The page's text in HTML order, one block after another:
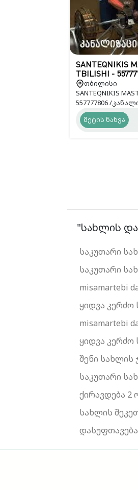
SANTEQNIKIS
TBILISHI -
თბილისი
SANTEQNIKIS
557777806 /
მეტის ნახვა
"სახლის
საკუთარი
საკუთარი
misamartebi
ყიდვა
misamartebi
ყიდვა
შენი სახლის
საკუთარი
ქირავდება
სახლის